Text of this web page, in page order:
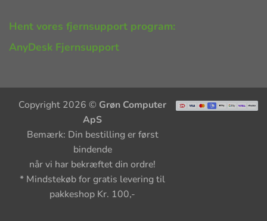
Hent vores fjernsupport program:
AnyDesk Fjernsupport
Copyright 2026 © Grøn Computer
ApS
Bemærk: Din bestilling er først
bindende
når vi har bekræftet din ordre!
* Mindstekøb for gratis levering til
pakkeshop Kr. 100,-